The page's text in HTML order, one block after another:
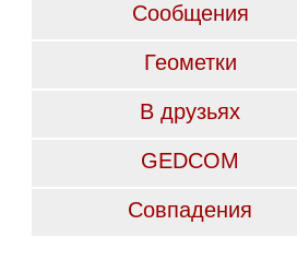
Сообщения
Геометки
В друзьях
GEDCOM
Совпадения